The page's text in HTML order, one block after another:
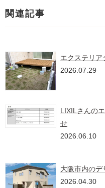
関連記事
エクステリア
2026.07.29
LIXILさんの
せ
2026.06.10
大阪市内のデ
2026.04.30